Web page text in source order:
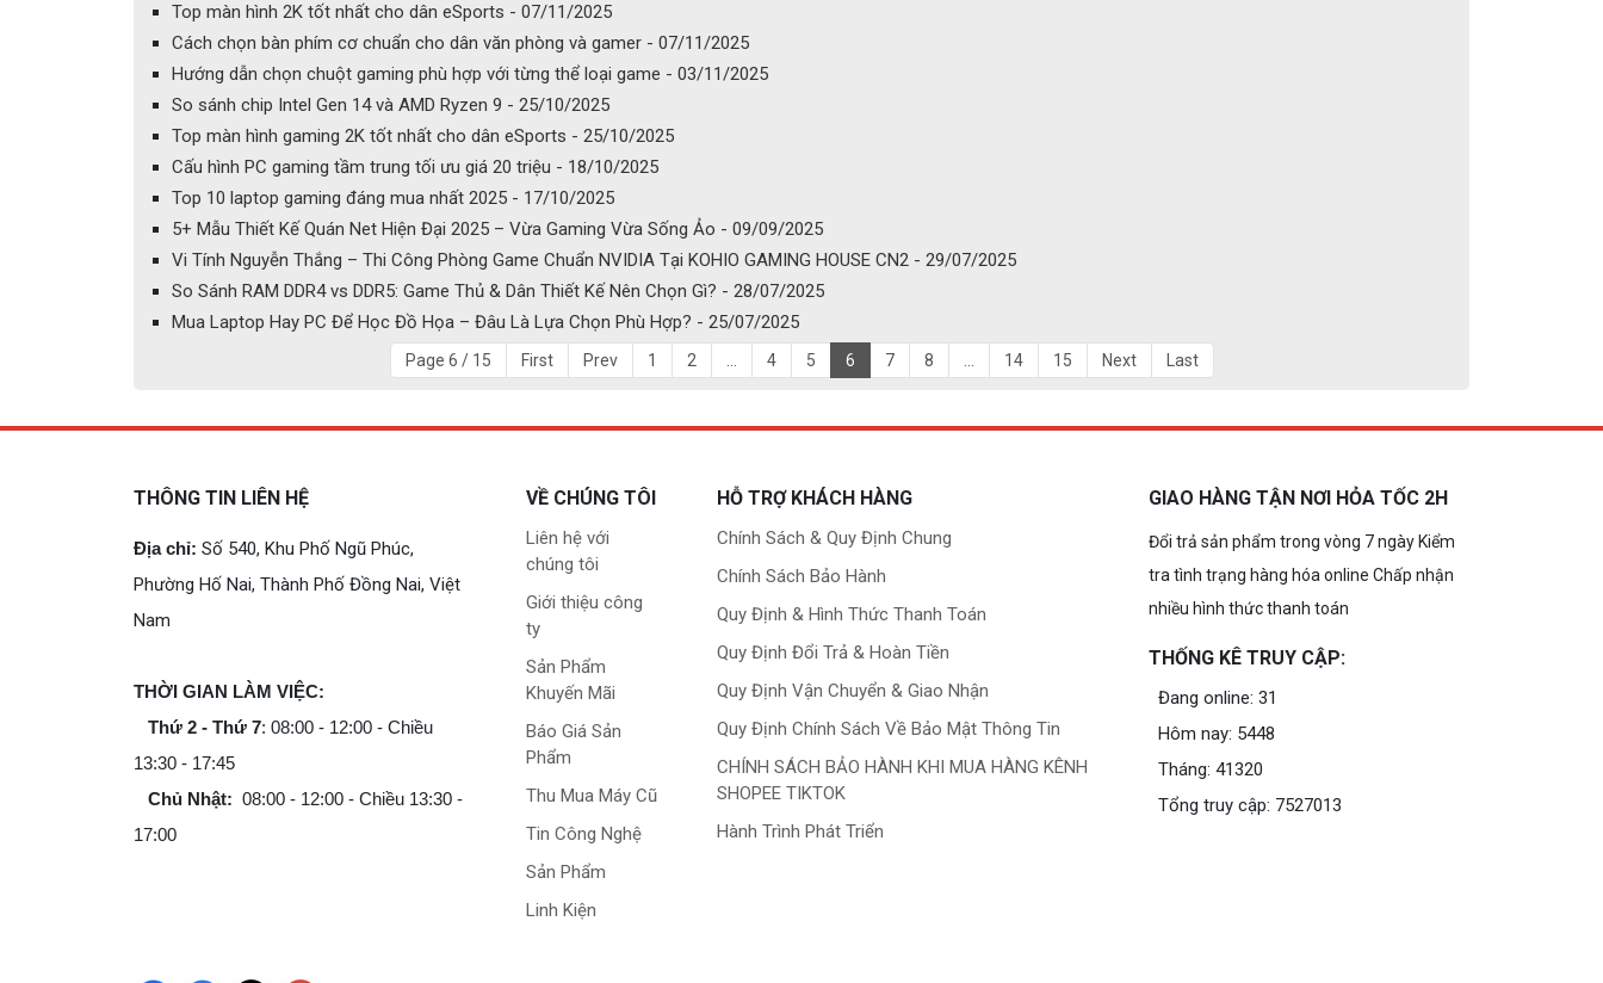
Top màn hình 2K tốt nhất cho dân eSports - 07/11/2025
Cách chọn bàn phím cơ chuẩn cho dân văn phòng và gamer - 07/11/2025
Hướng dẫn chọn chuột gaming phù hợp với từng thể loại game - 03/11/2025
So sánh chip Intel Gen 14 và AMD Ryzen 9 - 25/10/2025
Top màn hình gaming 2K tốt nhất cho dân eSports - 25/10/2025
Cấu hình PC gaming tầm trung tối ưu giá 20 triệu - 18/10/2025
Top 10 laptop gaming đáng mua nhất 2025 - 17/10/2025
5+ Mẫu Thiết Kế Quán Net Hiện Đại 2025 – Vừa Gaming Vừa Sống Ảo - 09/09/2025
Vi Tính Nguyễn Thắng – Thi Công Phòng Game Chuẩn NVIDIA Tại KOHIO GAMING HOUSE CN2 - 29/07/2025
So Sánh RAM DDR4 vs DDR5: Game Thủ & Dân Thiết Kế Nên Chọn Gì? - 28/07/2025
Mua Laptop Hay PC Để Học Đồ Họa – Đâu Là Lựa Chọn Phù Hợp? - 25/07/2025
Page 6 / 15 First Prev 1 2 ... 4 5 6 7 8 ... 14 15 Next Last
THÔNG TIN LIÊN HỆ
Địa chỉ: Số 540, Khu Phố Ngũ Phúc,
Phường Hố Nai, Thành Phố Đồng Nai, Việt
Nam
THỜI GIAN LÀM VIỆC:
Thứ 2 - Thứ 7: 08:00 - 12:00 - Chiều
13:30 - 17:45
Chủ Nhật: 08:00 - 12:00 - Chiều 13:30 -
17:00
VỀ CHÚNG TÔI
Liên hệ với
chúng tôi
Giới thiệu công
ty
Sản Phẩm
Khuyến Mãi
Báo Giá Sản
Phẩm
Thu Mua Máy Cũ
Tin Công Nghệ
Sản Phẩm
Linh Kiện
HỖ TRỢ KHÁCH HÀNG
Chính Sách & Quy Định Chung
Chính Sách Bảo Hành
Quy Định & Hình Thức Thanh Toán
Quy Định Đổi Trả & Hoàn Tiền
Quy Định Vận Chuyển & Giao Nhận
Quy Định Chính Sách Về Bảo Mật Thông Tin
CHÍNH SÁCH BẢO HÀNH KHI MUA HÀNG KÊNH
SHOPEE TIKTOK
Hành Trình Phát Triển
GIAO HÀNG TẬN NƠI HỎA TỐC 2H
Đổi trả sản phẩm trong vòng 7 ngày Kiểm
tra tình trạng hàng hóa online Chấp nhận
nhiều hình thức thanh toán
THỐNG KÊ TRUY CẬP:
Đang online: 31
Hôm nay: 5448
Tháng: 41320
Tổng truy cập: 7527013